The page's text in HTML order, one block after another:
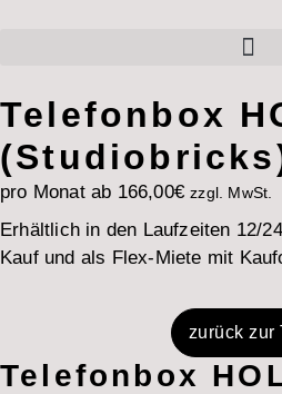
Telefonbox
pro Monat ab 166,00€ zzgl. MwSt.
Erhältlich in den Laufzeiten 12/
Kauf und als Flex-Miete mit
zurück zur
Telefonbox